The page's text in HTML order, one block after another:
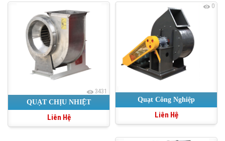
3431
QUẠT CHỊU NHIỆT
Liên Hệ
0
Quạt Công Nghiệp
Liên Hệ